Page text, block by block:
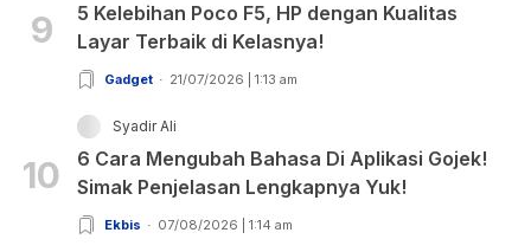
9
5 Kelebihan Poco F5, HP dengan Kualitas
Layar Terbaik di Kelasnya!
Gadget 21/07/2026 | 1:13 am
10
Syadir Ali
6 Cara Mengubah Bahasa Di Aplikasi Gojek!
Simak Penjelasan Lengkapnya Yuk!
Ekbis 07/08/2026 | 1:14 am